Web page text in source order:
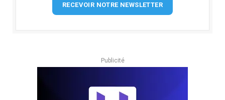
RECEVOIR NOTRE NEWSLETTER
Publicité